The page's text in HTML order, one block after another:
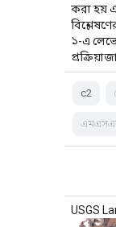
করা হয়
১-এ
c2
USGS